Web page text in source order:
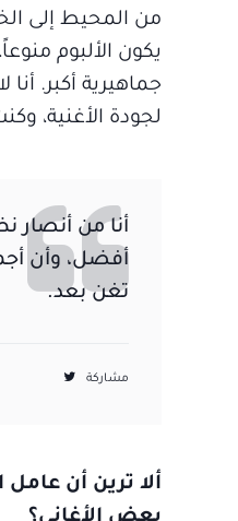
من المحيط إلى
يكون الألبوم
جماهيرية أكبر.
لجودة الأغنية،
أنا من أنصار
أفضل، وأن
تغن بعد.
مشاركة
ألا ترين أن